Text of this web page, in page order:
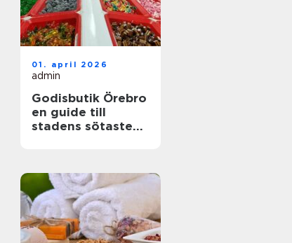
01. april 2026
admin
Godisbutik Örebro
en guide till
stadens sötaste